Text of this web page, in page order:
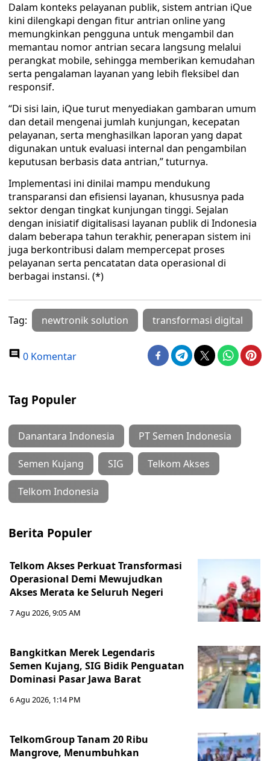
Dalam konteks pelayanan publik, sistem antrian iQue
kini dilengkapi dengan fitur antrian online yang
memungkinkan pengguna untuk mengambil dan
memantau nomor antrian secara langsung melalui
perangkat mobile, sehingga memberikan kemudahan
serta pengalaman layanan yang lebih fleksibel dan
responsif.
“Di sisi lain, iQue turut menyediakan gambaran umum
dan detail mengenai jumlah kunjungan, kecepatan
pelayanan, serta menghasilkan laporan yang dapat
digunakan untuk evaluasi internal dan pengambilan
keputusan berbasis data antrian,” tuturnya.
Implementasi ini dinilai mampu mendukung
transparansi dan efisiensi layanan, khususnya pada
sektor dengan tingkat kunjungan tinggi. Sejalan
dengan inisiatif digitalisasi layanan publik di Indonesia
dalam beberapa tahun terakhir, penerapan sistem ini
juga berkontribusi dalam mempercepat proses
pelayanan serta pencatatan data operasional di
berbagai instansi. (*)
Tag: newtronik solution transformasi digital
0 Komentar
Tag Populer
Danantara Indonesia PT Semen Indonesia
Semen Kujang SIG Telkom Akses
Telkom Indonesia
Berita Populer
Telkom Akses Perkuat Transformasi
Operasional Demi Mewujudkan
Akses Merata ke Seluruh Negeri
7 Agu 2026, 9:05 AM
Bangkitkan Merek Legendaris
Semen Kujang, SIG Bidik Penguatan
Dominasi Pasar Jawa Barat
6 Agu 2026, 1:14 PM
TelkomGroup Tanam 20 Ribu
Mangrove, Menumbuhkan